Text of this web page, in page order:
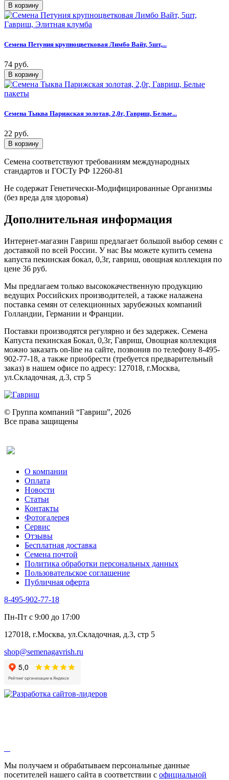
Семена Петуния крупноцветковая Лимбо Вайт, 5шт,...
74 руб.
Семена Тыква Парижская золотая, 2,0г, Гавриш, Белые...
22 руб.
Семена соответствуют требованиям международных
стандартов и ГОСТу РФ 12260-81
Не содержат Генетически-Модифицированные Организмы
(без вреда для здоровья)
Дополнительная информация
Интернет-магазин Гавриш предлагает большой выбор семян с
доставкой по всей России. У нас Вы можете купить семена
капуста пекинская бокал, 0,3г, гавриш, овощная коллекция по
цене 36 руб.
Мы предлагаем только высококачественную продукцию
ведущих Российских производителей, а также налажена
поставка семян от селекционных зарубежных компаний
Голландии, Германии и Франции.
Поставки производятся регулярно и без задержек. Семена
Капуста пекинская Бокал, 0,3г, Гавриш, Овощная коллекция
можно заказать on-line на сайте, позвонив по телефону 8-495-
902-77-18, а также приобрести (требуется предварительный
заказ) в нашем офисе по адресу: 127018, г.Москва,
ул.Складочная, д.3, стр 5
© Группа компаний “Гавриш”, 2026
Все права защищены
О компании
Оплата
Новости
Статьи
Контакты
Фотогалерея​
Сервис
Отзывы
Бесплатная доставка
Семена почтой
Политика обработки персональных данных
Пользовательское соглашение
Публичная оферта
8-495-902-77-18
Пн-Пт с 9:00 до 17:00
127018, г.Москва, ул.Складочная, д.3, стр 5
shop@semenagavrish.ru
Мы получаем и обрабатываем персональные данные
посетителей нашего сайта в соответствии с официальной